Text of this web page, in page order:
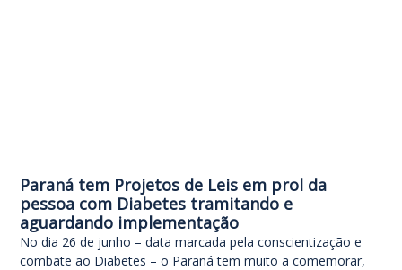
Paraná tem Projetos de Leis em prol da
pessoa com Diabetes tramitando e
aguardando implementação
No dia 26 de junho – data marcada pela conscientização e
combate ao Diabetes – o Paraná tem muito a comemorar,